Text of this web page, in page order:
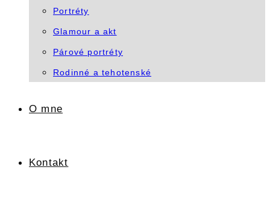
Portréty
Glamour a akt
Párové portréty
Rodinné a tehotenské
O mne
Kontakt